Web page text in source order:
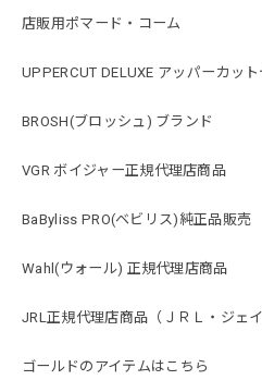
店販用ポマード・コーム
UPPERCUT DELUXE アッパーカッ
BROSH(ブロッシュ) ブランド
VGR ボイジャー正規代理店商品
BaByliss PRO(ベビリス)純正品販売
Wahl(ウォール) 正規代理店商品
JRL正規代理店商品（ＪＲＬ・ジェイ
ゴールドのアイテムはこちら